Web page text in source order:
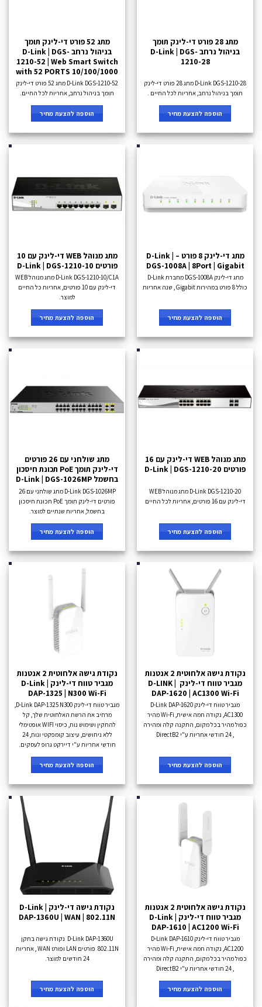
מתג 28 פורט די-לינק תומך
בניהול נרחב D-Link | DGS-
1210-28
D-Link DGS-1210-28 מתג 28 פורט די-לינק
תומך בניהול נרחב, אחריות לכל החיים .
הוספה להצעת מחיר
מתג 52 פורט די-לינק תומך
בניהול נרחב D-Link | DGS-
1210-52 | Web Smart Switch
with 52 PORTS 10/100/1000
D-Link DGS-1210-52 מתג 52 פורט די-לינק
תומך בניהול נרחב, אחריות לכל החיים.
הוספה להצעת מחיר
מתג די-לינק 8 פורט – D-Link |
DGS-1008A | 8Port | Gigabit
מתג די-לינק DGS-1008A מחברת D-Link
כולל 8 פורט במהירות Gigabit , שנה אחריות
הוספה להצעת מחיר
מתג מנוהל WEB די-לינק עם 10
פורטים D-Link | DGS-1210-10
D-Link DGS-1210-10/C1A מתג מנוהל WEB
די-לינק עם 10 פורטים, אחריות כל החיים
למוצר.
הוספה להצעת מחיר
מתג מנוהל WEB די-לינק עם 16
פורטים D-Link | DGS-1210-20
D-Link DGS-1210-20 מתג מנוהל WEB
די-לינק עם 16 פורטים, אחריות לכל החיים
הוספה להצעת מחיר
מתג שולחני עם 26 פורטים
די-לינק תומך PoE תכונת חיסכון
בחשמל D-Link | DGS-1026MP
D-Link DGS-1026MP מתג שולחני עם 26
פורטים די-לינק תומך PoE תכונת חיסכון
בחשמל, אחריות שנתיים למוצר.
הוספה להצעת מחיר
נקודת גישה אלחוטית 2 אנטנות
מגביר טווח די-לינק D-LINK |
DAP-1620 | AC1300 Wi-Fi
מגביר טווח די-לינק D-Link DAP-1620
AC1300, נקודה חמה אישית, Wi-Fi מהיר
כפול מהיר בכל מקום, התקנה קלה ומהירה
, 24 חודשי אחריות ע"י DirectB2
הוספה להצעת מחיר
נקודת גישה אלחוטית 2 אנטנות
מגביר טווח די-לינק D-Link |
DAP-1325 | N300 Wi-Fi
מגביר טווח די-לינק D-Link DAP-1325 N300,
מרחיב את הרשת האלחוטית שלך, קל
להתקין ושימוש נוח, כיסוי WIFI אופטימלי
ללא ניחושים, עיצוב קומפקטי ונוח, 24
חודשי אחריות ע"י דיירקט גרופ לעסקים.
הוספה להצעת מחיר
נקודת גישה אלחוטית 2 אנטנות
מגביר טווח די-לינק D-Link |
DAP-1610 | AC1200 Wi-Fi
מגביר טווח די-לינק D-Link DAP-1610
AC1200, נקודה חמה אישית, Wi-Fi מהיר
כפול מהיר בכל מקום, התקנה קלה ומהירה
, 24 חודשי אחריות ע"י DirectB2
הוספה להצעת מחיר
נקודת גישה די-לינק D-Link |
DAP-1360U | WAN | 802.11N
D-Link DAP-1360U נקודת גישה בתקן
802.11N פורטים LAN ופורט WAN , אחריות
24 חודשים למוצר.
הוספה להצעת מחיר